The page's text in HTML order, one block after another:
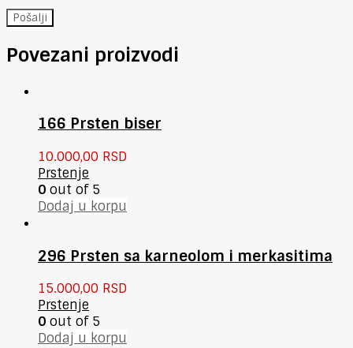
Povezani proizvodi
166 Prsten biser
10.000,00 RSD
Prstenje
0 out of 5
Dodaj u korpu
296 Prsten sa karneolom i merkasitima
15.000,00 RSD
Prstenje
0 out of 5
Dodaj u korpu